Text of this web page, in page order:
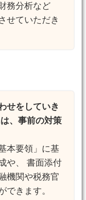
財務分析など
せていただき
せをしていき
、事前の対策
本要領」に基
や、 書面添付
機関や税務官
できます。